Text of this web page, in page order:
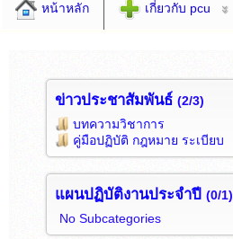
หน้าหลัก เกี่ยวกับ pcu
ข่าวประชาสัมพันธ์ (2/3)
บทความวิชาการ
คู่มือปฏิบัติ กฎหมาย ระเบียบ
แผนปฏิบัติงานประจำปี (0/1)
No Subcategories